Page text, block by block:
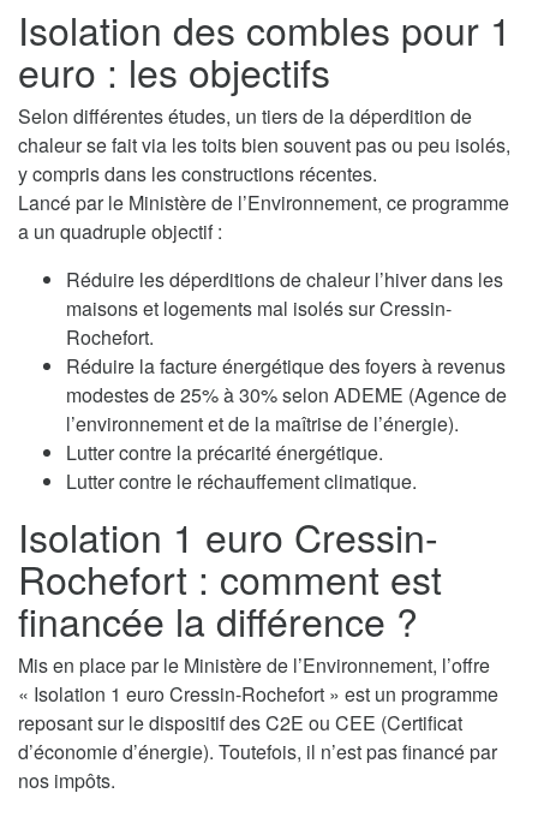
Isolation des combles pour 1
euro : les objectifs
Selon différentes études, un tiers de la déperdition de
chaleur se fait via les toits bien souvent pas ou peu isolés,
y compris dans les constructions récentes.
Lancé par le Ministère de l’Environnement, ce programme
a un quadruple objectif :
Réduire les déperditions de chaleur l’hiver dans les
maisons et logements mal isolés sur Cressin-
Rochefort.
Réduire la facture énergétique des foyers à revenus
modestes de 25% à 30% selon ADEME (Agence de
l’environnement et de la maîtrise de l’énergie).
Lutter contre la précarité énergétique.
Lutter contre le réchauffement climatique.
Isolation 1 euro Cressin-
Rochefort : comment est
financée la différence ?
Mis en place par le Ministère de l’Environnement, l’offre
« Isolation 1 euro Cressin-Rochefort » est un programme
reposant sur le dispositif des C2E ou CEE (Certificat
d’économie d’énergie). Toutefois, il n’est pas financé par
nos impôts.